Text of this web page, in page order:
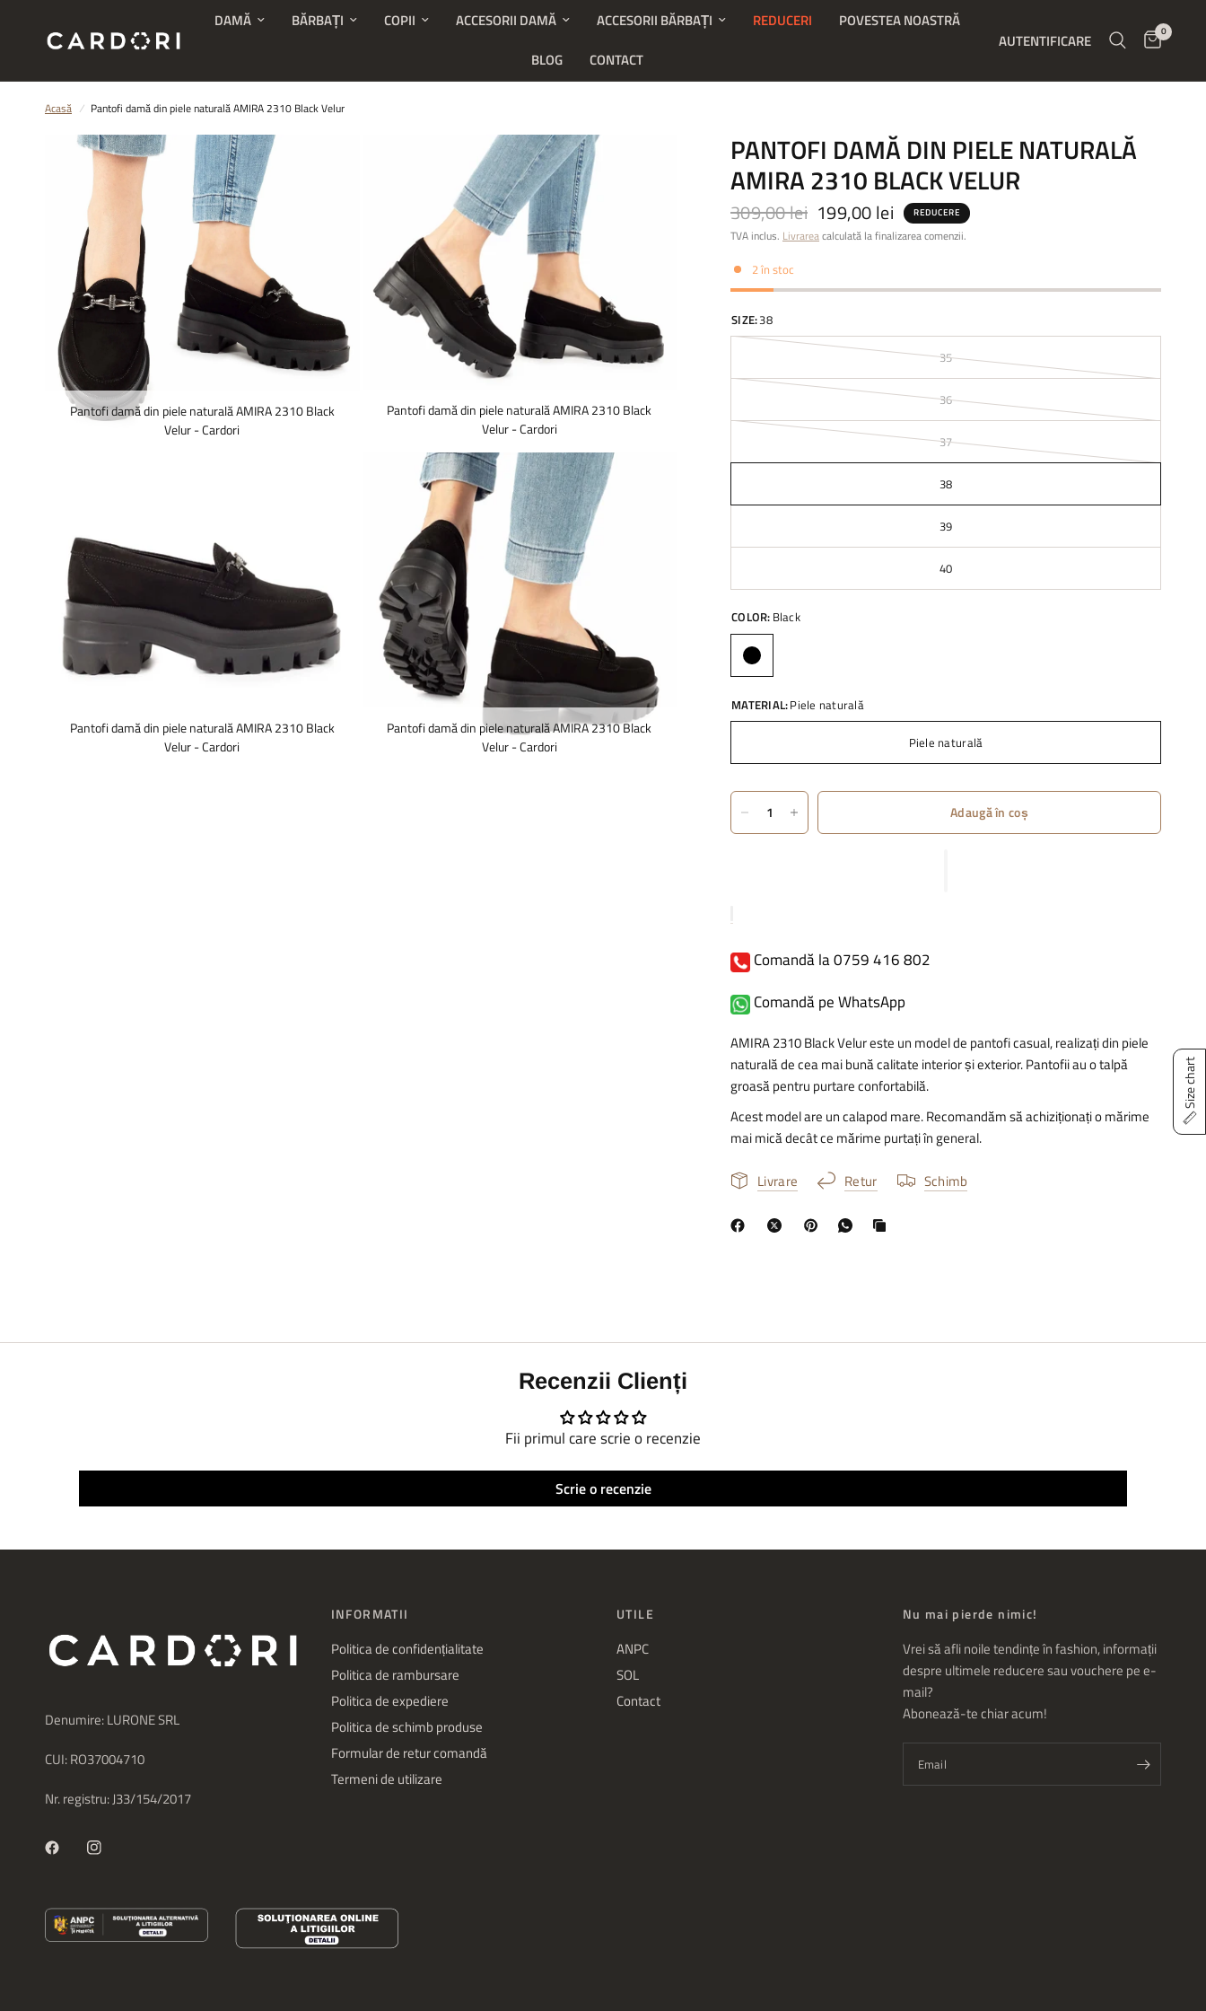
DAMĂ BĂRBAȚI COPII ACCESORII DAMĂ ACCESORII BĂRBAȚI REDUCERI
POVESTEA NOASTRĂ
BLOG
CONTACT
AUTENTIFICARE 0
Acasă / Pantofi damă din piele naturală AMIRA 2310 Black Velur
Pantofi damă din piele naturală AMIRA 2310 Black
Velur - Cardori
Pantofi damă din piele naturală AMIRA 2310 Black
Velur - Cardori
Pantofi damă din piele naturală AMIRA 2310 Black
Velur - Cardori
Pantofi damă din piele naturală AMIRA 2310 Black
Velur - Cardori
PANTOFI DAMĂ DIN PIELE NATURALĂ
AMIRA 2310 BLACK VELUR
309,00 lei 199,00 lei REDUCERE
TVA inclus. Livrareacalculată la finalizarea comenzii.
2 în stoc
SIZE:38
35
36
37
38
39
40
COLOR: Black
MATERIAL:Piele naturală
Piele naturală
Adaugă în coș
Comandă la 0759 416 802
Comandă pe WhatsApp
AMIRA 2310 Black Velur este un model de pantofi casual, realizați din piele
naturală de cea mai bună calitate interior și exterior. Pantofii au o talpă
groasă pentru purtare confortabilă.
Acest model are un calapod mare. Recomandăm să achiziționați o mărime
mai mică decât ce mărime purtați în general.
Livrare Retur Schimb
Recenzii Clienți
Fii primul care scrie o recenzie
Scrie o recenzie
Denumire: LURONE SRL
CUI: RO37004710
Nr. registru: J33/154/2017
INFORMATII
Politica de confidențialitate
Politica de rambursare
Politica de expediere
Politica de schimb produse
Formular de retur comandă
Termeni de utilizare
UTILE
ANPC
SOL
Contact
Nu mai pierde nimic!
Vrei să afli noile tendințe în fashion, informații
despre ultimele reducere sau vouchere pe e-
mail?
Abonează-te chiar acum!
Email
Size chart